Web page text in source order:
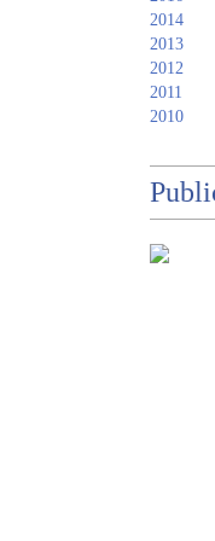
2014
2013
2012
2011
2010